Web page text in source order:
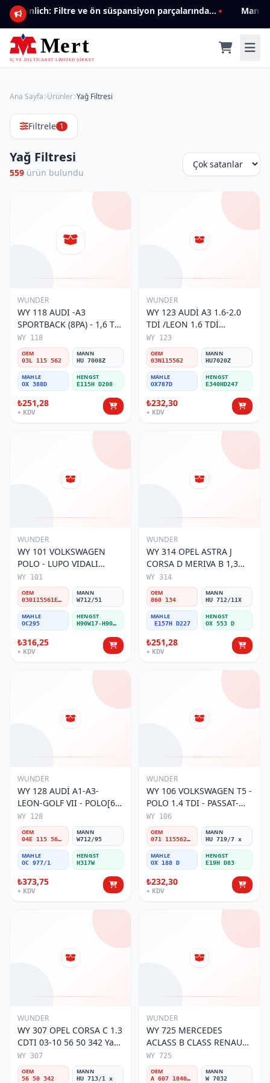
Mannlich: Filtre ve ön süspansiyon parçalarında genişleyen ürün yelpazesiyle kalite ve güven.
Ana Sayfa Ürünler Yağ Filtresi
Filtrele 1
Yağ Filtresi
559 ürün bulundu
WUNDER
WY 118 AUDI -A3
SPORTBACK (8PA) - 1,6 TDİ
VW T-6 2.0 TDİ 03L 115
562 Yağ Filtresi
WY 118
OEM
03L 115 562
MANN
HU 7008Z
MAHLE
OX 388D
HENGST
E115H D208
₺251,28
+ KDV
WUNDER
WY 123 AUDİ A3 1.6-2.0
TDİ /LEON 1.6 TDİ
03N115562 Yağ Filtresi
WY 123
OEM
03N115562
MANN
HU7020Z
MAHLE
OX787D
HENGST
E340HD247
₺232,30
+ KDV
WUNDER
WY 101 VOLKSWAGEN
POLO - LUPO VIDALI
030115561E Yağ Filtresi
WY 101
OEM
030115561E / 030115561AA / 030115561AB / 030115561AD
MANN
W712/51
MAHLE
OC295
HENGST
H90W17-H90W11
₺316,25
+ KDV
WUNDER
WY 314 OPEL ASTRA J
CORSA D MERIVA B 1,3
CDTI 2010 > 860 134 Yağ
Filtresi
WY 314
OEM
860 134
MANN
HU 712/11X
MAHLE
E157H D227
HENGST
OX 553 D
₺251,28
+ KDV
WUNDER
WY 128 AUDİ A1-A3-
LEON-GOLF VII - POLO[6R]
1,2-1,4 TFSİ 04E 115 561B
Yağ Filtresi
WY 128
OEM
04E 115 561B
MANN
W712/95
MAHLE
OC 977/1
HENGST
H317W
₺373,75
+ KDV
WUNDER
WY 106 VOLKSWAGEN T5 -
POLO 1.4 TDI - PASSAT-
JETTA 03-11 071 115562 A
Yağ Filtresi
WY 106
OEM
071 115562 A
MANN
HU 719/7 x
MAHLE
OX 188 D
HENGST
E19H D83
₺232,30
+ KDV
WUNDER
WY 307 OPEL CORSA C 1.3
CDTI 03-10 56 50 342 Yağ
Filtresi
WY 307
OEM
56 50 342
MANN
HU 713/1 x
WUNDER
WY 725 MERCEDES
ACLASS B CLASS RENAULT
MOTOR YAĞ A 607
1840225 Yağ Filtresi
WY 725
OEM
A 607 1840225
MANN
W 7032